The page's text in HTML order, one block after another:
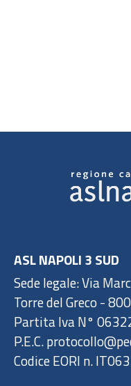
ASL NAPOLI 3 SUD
Sede legale: Via
Torre del Greco -
Partita Iva N°
P.E.C.
Codice EORI n.